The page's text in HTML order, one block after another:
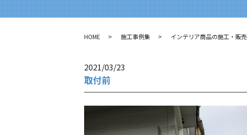
HOME 施工事例集 インテリア商品の施工・販売
2021/03/23
取付前